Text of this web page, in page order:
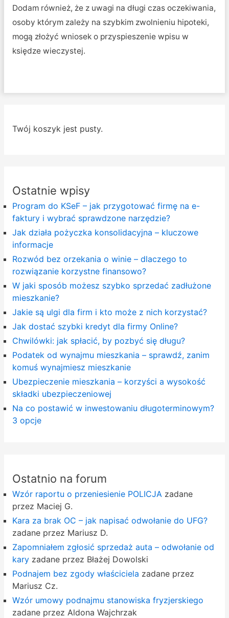
Dodam również, że z uwagi na długi czas oczekiwania,
osoby którym zależy na szybkim zwolnieniu hipoteki,
mogą złożyć wniosek o przyspieszenie wpisu w
księdze wieczystej.
Twój koszyk jest pusty.
Ostatnie wpisy
Program do KSeF – jak przygotować firmę na e-
faktury i wybrać sprawdzone narzędzie?
Jak działa pożyczka konsolidacyjna – kluczowe
informacje
Rozwód bez orzekania o winie – dlaczego to
rozwiązanie korzystne finansowo?
W jaki sposób możesz szybko sprzedać zadłużone
mieszkanie?
Jakie są ulgi dla firm i kto może z nich korzystać?
Jak dostać szybki kredyt dla firmy Online?
Chwilówki: jak spłacić, by pozbyć się długu?
Podatek od wynajmu mieszkania – sprawdź, zanim
komuś wynajmiesz mieszkanie
Ubezpieczenie mieszkania – korzyści a wysokość
składki ubezpieczeniowej
Na co postawić w inwestowaniu długoterminowym?
3 opcje
Ostatnio na forum
Wzór raportu o przeniesienie POLICJA zadane
przez Maciej G.
Kara za brak OC – jak napisać odwołanie do UFG?
zadane przez Mariusz D.
Zapomniałem zgłosić sprzedaż auta – odwołanie od
karyzadane przez Błażej Dowolski
Podnajem bez zgody właściciela zadane przez
Mariusz Cz.
Wzór umowy podnajmu stanowiska fryzjerskiego
zadane przez Aldona Wajchrzak